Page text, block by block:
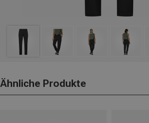
Ähnliche Produkte